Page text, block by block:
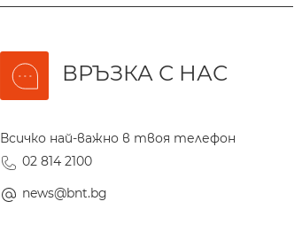
ВРЪЗКА С НАС
Всичко най-важно в твоя телефон
02 814 2100
news@bnt.bg